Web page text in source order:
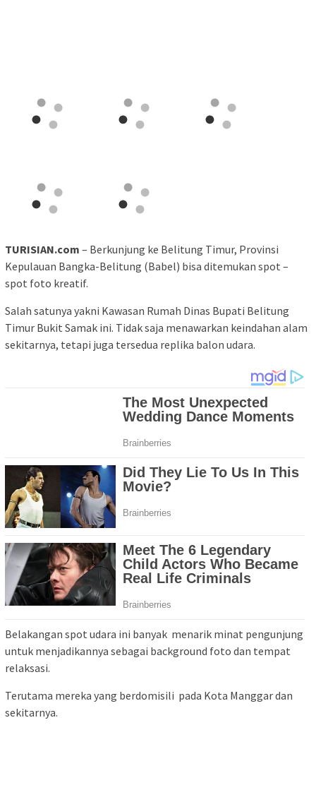
TURISIAN.com – Berkunjung ke Belitung Timur, Provinsi
Kepulauan Bangka-Belitung (Babel) bisa ditemukan spot –
spot foto kreatif.
Salah satunya yakni Kawasan Rumah Dinas Bupati Belitung
Timur Bukit Samak ini. Tidak saja menawarkan keindahan alam
sekitarnya, tetapi juga tersedua replika balon udara.
Belakangan spot udara ini banyak menarik minat pengunjung
untuk menjadikannya sebagai background foto dan tempat
relaksasi.
Terutama mereka yang berdomisili pada Kota Manggar dan
sekitarnya.